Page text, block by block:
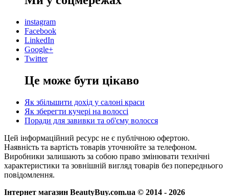
instagram
Facebook
LinkedIn
Google+
Twitter
Це може бути цікаво
Як збільшити дохід у салоні краси
Як зберегти кучері на волоссі
Поради для завивки та об'єму волосся
Цей інформаційний ресурс не є публічною офертою.
Наявність та вартість товарів уточнюйте за телефоном.
Виробники залишають за собою право змінювати технічні
характеристики та зовнішній вигляд товарів без попереднього
повідомлення.
Інтернет магазин BeautyBuy.com.ua © 2014 - 2026